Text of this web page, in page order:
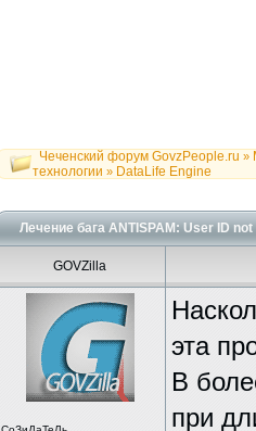
Чеченский форум GovzPeople.ru »
технологии » DataLife Engine
Лечение бага ANTISPAM: User ID
GOVZilla
эта
В
при